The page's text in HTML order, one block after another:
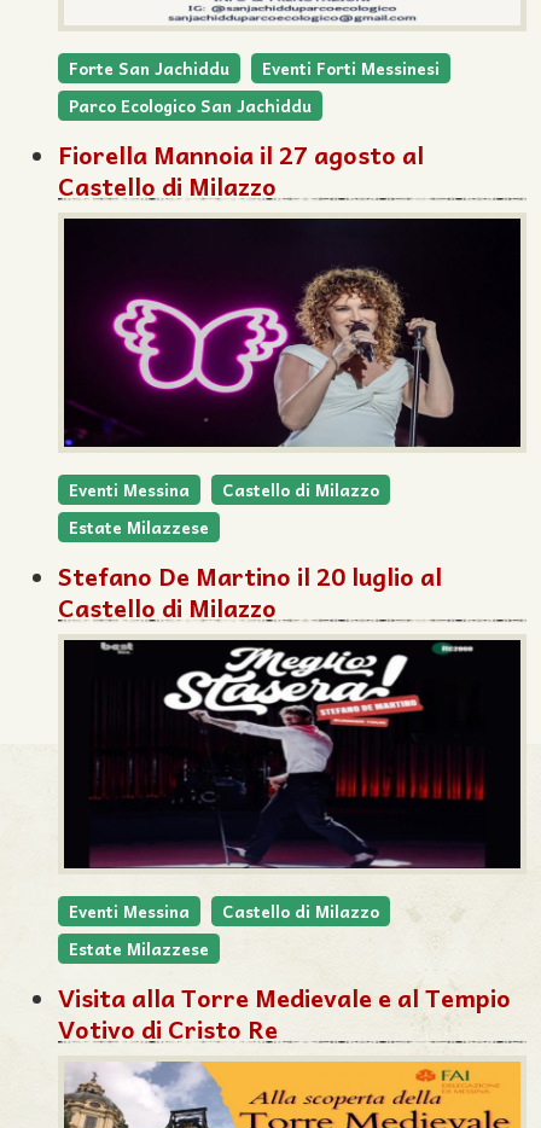
Forte San Jachiddu
Eventi Forti Messinesi
Parco Ecologico San Jachiddu
Fiorella Mannoia il 27 agosto al
Castello di Milazzo
Eventi Messina
Castello di Milazzo
Estate Milazzese
Stefano De Martino il 20 luglio al
Castello di Milazzo
Eventi Messina
Castello di Milazzo
Estate Milazzese
Visita alla Torre Medievale e al Tempio
Votivo di Cristo Re